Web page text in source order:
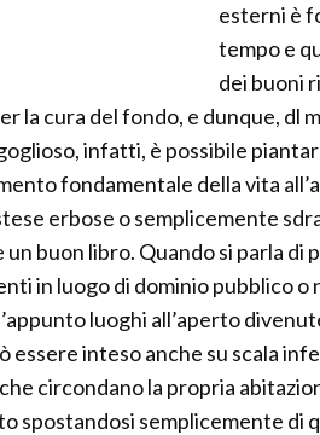
esterni è
tempo e
dei buoni
la cura del fondo, e dunque, dl
infatti, è possibile
fondamentale della vita
erbose o semplicemente
buon libro. Quando si parla di
in luogo di dominio pubblico o
luoghi all’aperto
essere inteso anche su scala
circondano la propria
spostandosi semplicemente di